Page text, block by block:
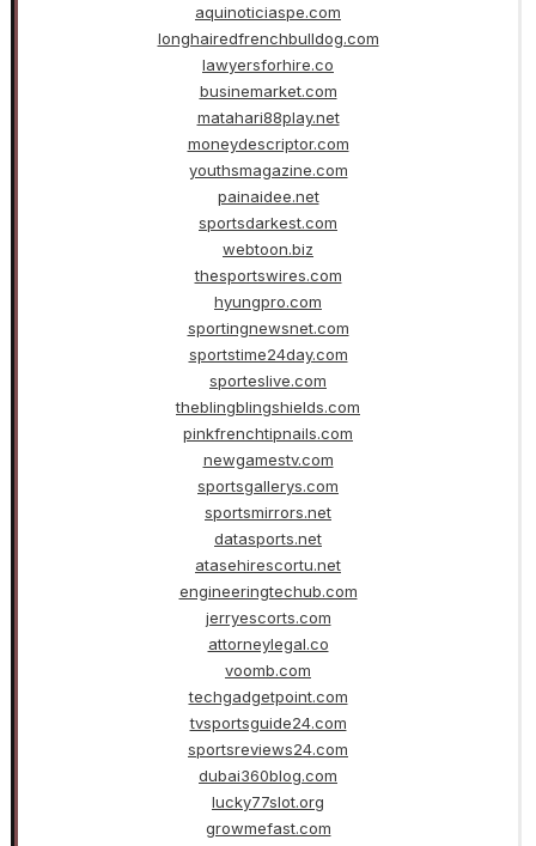
aquinoticiaspe.com
longhairedfrenchbulldog.com
lawyersforhire.co
businemarket.com
matahari88play.net
moneydescriptor.com
youthsmagazine.com
painaidee.net
sportsdarkest.com
webtoon.biz
thesportswires.com
hyungpro.com
sportingnewsnet.com
sportstime24day.com
sporteslive.com
theblingblingshields.com
pinkfrenchtipnails.com
newgamestv.com
sportsgallerys.com
sportsmirrors.net
datasports.net
atasehirescortu.net
engineeringtechub.com
jerryescorts.com
attorneylegal.co
voomb.com
techgadgetpoint.com
tvsportsguide24.com
sportsreviews24.com
dubai360blog.com
lucky77slot.org
growmefast.com